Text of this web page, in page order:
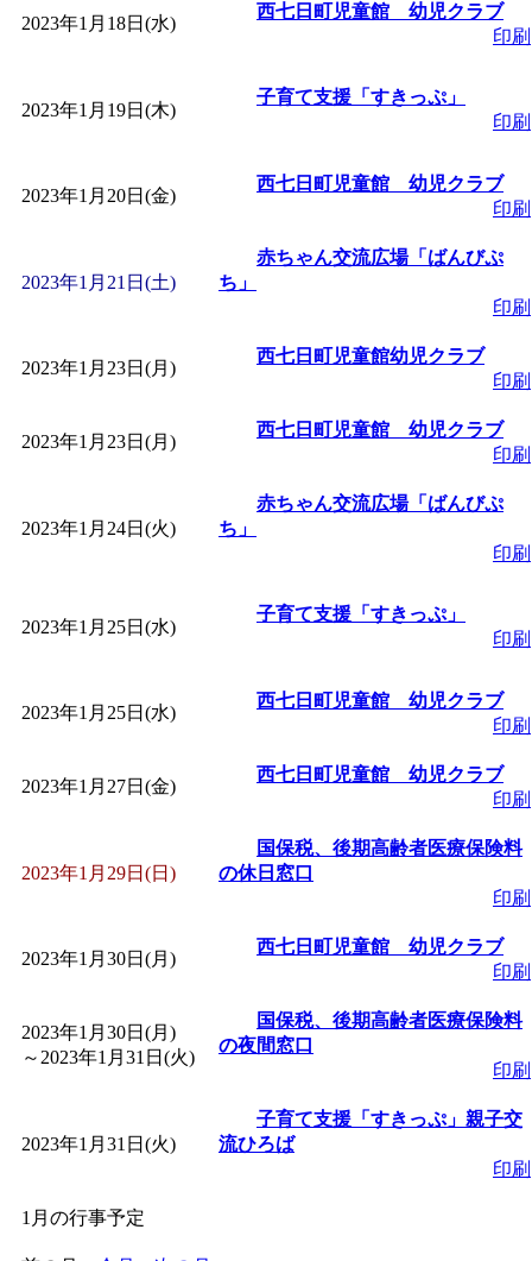
de 健康づくり」
」
2023年1月18日(水)
西七日町児童館 幼児クラブ
印刷
2023年1月19日(木)
子育て支援「すきっぷ」
印刷
2023年1月20日(金)
西七日町児童館 幼児クラブ
印刷
2023年1月21日(土)
赤ちゃん交流広場「ばんびぷ
ち」
印刷
2023年1月23日(月)
西七日町児童館幼児クラブ
印刷
2023年1月23日(月)
西七日町児童館 幼児クラブ
印刷
2023年1月24日(火)
赤ちゃん交流広場「ばんびぷ
ち」
印刷
2023年1月25日(水)
子育て支援「すきっぷ」
印刷
2023年1月25日(水)
西七日町児童館 幼児クラブ
印刷
2023年1月27日(金)
西七日町児童館 幼児クラブ
印刷
2023年1月29日(日)
国保税、後期高齢者医療保険料
の休日窓口
印刷
2023年1月30日(月)
西七日町児童館 幼児クラブ
印刷
2023年1月30日(月)
～ 2023年1月31日(火)
国保税、後期高齢者医療保険料
の夜間窓口
印刷
2023年1月31日(火)
子育て支援「すきっぷ」親子交
流ひろば
印刷
1月の行事予定